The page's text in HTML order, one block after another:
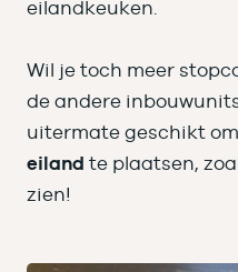
eilandkeuken.
Wil je toch meer
de andere
uitermate geschikt om
eiland te plaatsen,
zien!